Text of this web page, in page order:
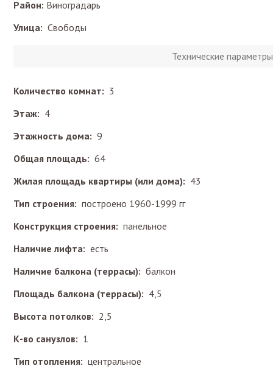
Район: Виноградарь
Улица: Свободы
Технические параметры
Количество комнат: 3
Этаж: 4
Этажность дома: 9
Общая площадь: 64
Жилая площадь квартиры (или дома): 43
Тип строения: построено 1960-1999 гг
Конструкция строения: панельное
Наличие лифта: есть
Наличие балкона (террасы): балкон
Площадь балкона (террасы): 4,5
Высота потолков: 2,5
К-во санузлов: 1
Тип отопления: центральное